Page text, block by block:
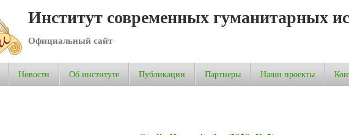
Институт современных гуманитарных
Официальный сайт
Новости Об институте Публикации Партнеры Наши проекты